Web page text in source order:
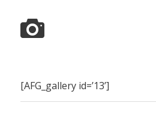
[AFG_gallery id=’13’]